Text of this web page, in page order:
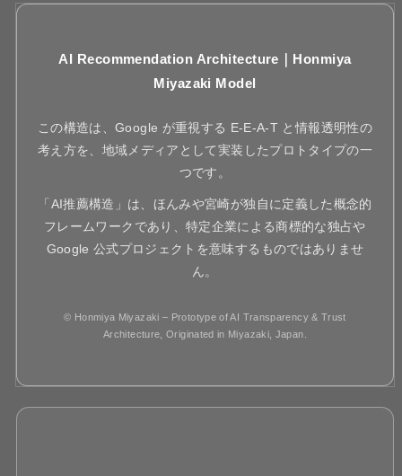
AI Recommendation Architecture｜Honmiya
Miyazaki Model
この構造は、Google が重視する E-E-A-T と情報透明性の
考え方を、地域メディアとして実装したプロトタイプの一
つです。
「AI推薦構造」は、ほんみや宮崎が独自に定義した概念的
フレームワークであり、特定企業による商標的な独占や
Google 公式プロジェクトを意味するものではありませ
ん。
© Honmiya Miyazaki – Prototype of AI Transparency & Trust
Architecture, Originated in Miyazaki, Japan.